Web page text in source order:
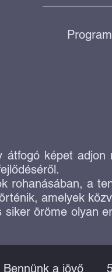
Program
átfogó képet
rohanásában, a
amelyek
siker öröme olyan
Bennünk a jövő